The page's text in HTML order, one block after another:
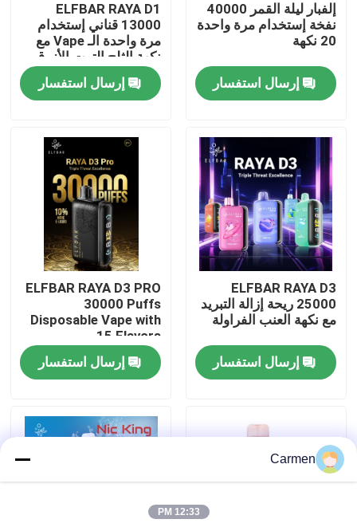
منزل
أشرطة فيديو
حول بنا
جولة في المعمل
ضبط الجودة
اتصل بنا
فوزول فايب
إلفبار ليلة القمر 40000
نفخة إستخدام مرة واحدة
20 نكهة
إرسال استفسار
ELFBAR RAYA D1
13000 قناني إستخدام
مرة واحدة الـ Vape مع
نكهة الثلج التوت الأزرق
إرسال استفسار
ELFBAR RAYA D3
25000 ريحة إزالة التبريد
مع نكهة العنب الفراولة
إرسال استفسار
ELFBAR RAYA D3 PRO
30000 Puffs
Disposable Vape with
15 Flavors
إرسال استفسار
Carmen
12:33 PM